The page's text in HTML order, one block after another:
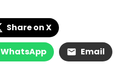
Share on X
WhatsApp Email